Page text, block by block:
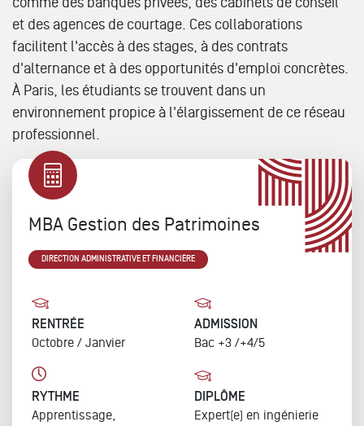
et des agences de courtage. Ces collaborations
facilitent l'accès à des stages, à des contrats
d'alternance et à des opportunités d'emploi concrètes.
À Paris, les étudiants se trouvent dans un
environnement propice à l'élargissement de ce réseau
professionnel.
MBA Gestion des Patrimoines
DIRECTION ADMINISTRATIVE ET FINANCIÈRE
RENTRÉE
Octobre / Janvier
ADMISSION
Bac +3 /+4/5
RYTHME
Apprentissage,
DIPLÔME
Expert(e) en ingénierie